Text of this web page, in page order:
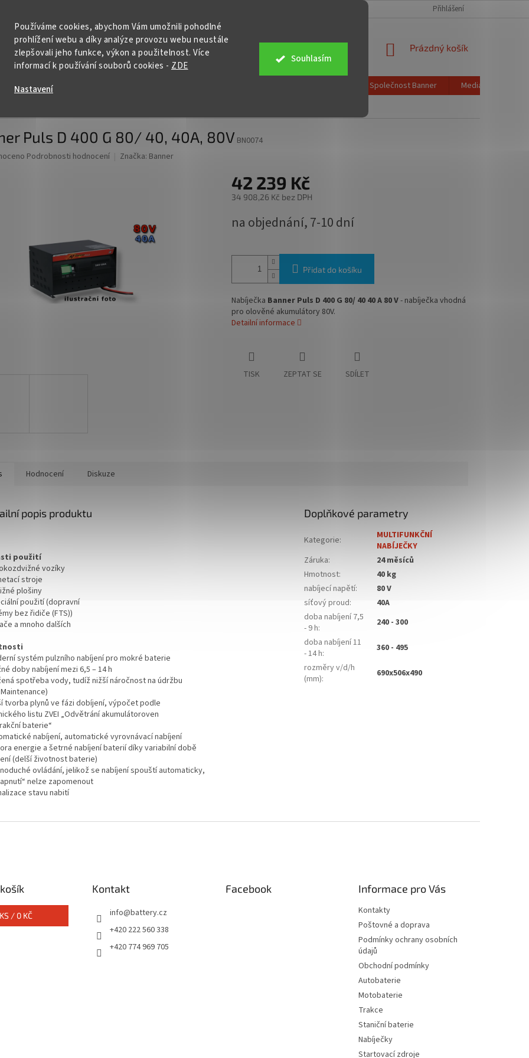
Používáme cookies, abychom Vám umožnili pohodlné
prohlížení webu a díky analýze provozu webu neustále
zlepšovali jeho funkce, výkon a použitelnost. Více
informací k používání souborů cookies - ZDE
Nastavení
Souhlasím
ZPĚTNÝ ODBĚR
Přihlášení
HLEDAT
NÁKUPNÍ
Prázdný košík
baterie Společnost Banner Media info
Puls D 400 G 80/ 40, 40A, 80V BN0074
Podrobnosti hodnocení Značka: Banner
42 239 Kč
34 908,26 Kč bez DPH
cena:
na objednání, 7-10 dní
Přidat do košíku
Nabíječka Banner Puls D 400 G 80/ 40 40 A 80 V- nabíječka vhodná
pro olověné akumulátory 80V.
Detailní informace
TISK ZEPTAT SE SDÍLET
Hodnocení Diskuze
popis produktu
použití
vozíky
stroje
plošiny
použití (dopravní
bez řidiče (FTS))
a mnoho dalších
systém pulzního nabíjení pro mokré baterie
doby nabíjení mezi 6,5 – 14 h
spotřeba vody, tudíž nižší náročnost na údržbu
tvorba plynů ve fázi dobíjení, výpočet podle
listu ZVEI „Odvětrání akumulátoroven
baterie“
nabíjení, automatické vyrovnávací nabíjení
energie a šetrné nabíjení baterií díky variabilní době
(delší životnost baterie)
ovládání, jelikož se nabíjení spouští automaticky,
nelze zapomenout
stavu nabití
Doplňkové parametry
Kategorie:
MULTIFUNKČNÍ
NABÍJEČKY
Záruka:
24 měsíců
Hmotnost:
40 kg
nabíjecí napětí:
80 V
síťový proud:
40A
doba nabíjení 7,5
- 9 h:
240 - 300
doba nabíjení 11
- 14 h:
360 - 495
rozměry v/d/h
(mm): 690x506x490
/ 0 KČ
Kontakt
info@battery.cz
+420 222 560 338
+420 774 969 705
Facebook Informace pro Vás
Kontakty
Poštovné a doprava
Podmínky ochrany osobních
údajů
Obchodní podmínky
Autobaterie
Motobaterie
Trakce
Staniční baterie
Nabíječky
Startovací zdroje